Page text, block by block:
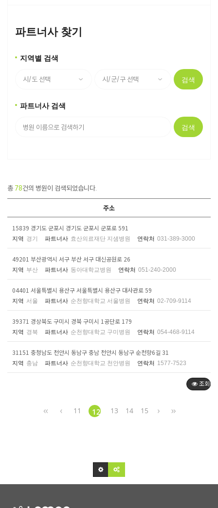
파트너사 찾기
지역별 검색
검색
파트너사 검색
검색
총 78건의 병원이 검색되었습니다.
주소
15839 경기도 군포시 경기도 군포시 군포로 591
지역 경기 파트너사 효산의료재단 지샘병원 연락처 031-389-3000
49201 부산광역시 서구 부산 서구 대신공원로 26
지역 부산 파트너사 동아대학교병원 연락처 051-240-2000
04401 서울특별시 용산구 서울특별시 용산구 대사관로 59
지역 서울 파트너사 순천향대학교 서울병원 연락처 02-709-9114
39371 경상북도 구미시 경북 구미시 1공단로 179
지역 경북 파트너사 순천향대학교 구미병원 연락처 054-468-9114
31151 충청남도 천안시 동남구 충남 천안시 동남구 순천향6길 31
지역 충남 파트너사 순천향대학교 천안병원 연락처 1577-7523
조회순
11 12 13 14 15